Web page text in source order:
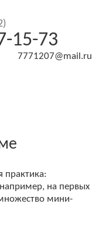
15-73
7771207@mail.ru
практика:
на первых
мини-